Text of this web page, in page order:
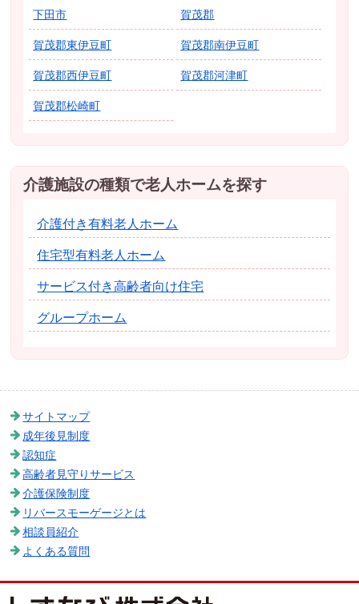
下田市 賀茂郡
賀茂郡東伊豆町 賀茂郡南伊豆町
賀茂郡西伊豆町 賀茂郡河津町
賀茂郡松崎町
介護施設の種類で老人ホームを探す
介護付き有料老人ホーム
住宅型有料老人ホーム
サービス付き高齢者向け住宅
グループホーム
サイトマップ
成年後見制度
認知症
高齢者見守りサービス
介護保険制度
リバースモーゲージとは
相談員紹介
よくある質問